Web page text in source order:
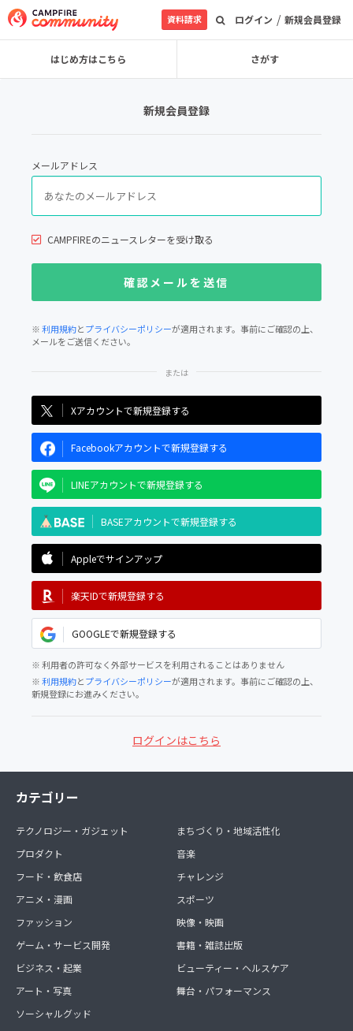
ログイン / 新規会員登録
資料請求
はじめ方はこちら さがす
新規会員登録
メールアドレス
CAMPFIREのニュースレターを受け取る
※利用規約とプライバシーポリシーが適用されます。事前にご確認の上、
メールをご送信ください。
Xアカウントで新規登録する
Facebookアカウントで新規登録する
LINEアカウントで新規登録する
BASEアカウントで新規登録する
Appleでサインアップ
楽天IDで新規登録する
GOOGLEで新規登録する
※ 利用者の許可なく外部サービスを利用されることはありません
※利用規約とプライバシーポリシーが適用されます。事前にご確認の上、
新規登録にお進みください。
ログインはこちら
カテゴリー
テクノロジー・ガジェット
プロダクト
フード・飲食店
アニメ・漫画
ファッション
ゲーム・サービス開発
ビジネス・起業
アート・写真
ソーシャルグッド
まちづくり・地域活性化
音楽
チャレンジ
スポーツ
映像・映画
書籍・雑誌出版
ビューティー・ヘルスケア
舞台・パフォーマンス